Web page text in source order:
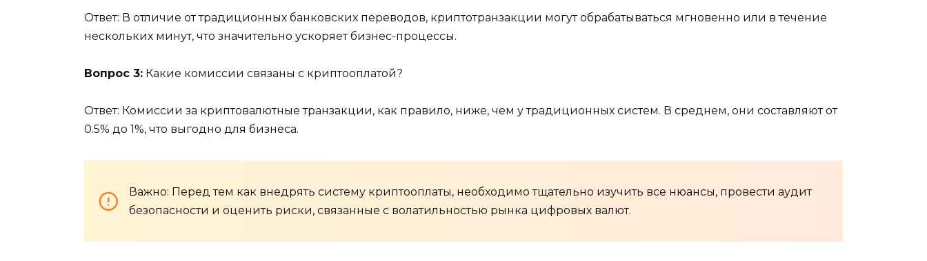
Ответ: В отличие от традиционных банковских переводов, криптотранзакции могут обрабатываться мгновенно или в течение
нескольких минут, что значительно ускоряет бизнес-процессы.
Вопрос 3: Какие комиссии связаны с криптооплатой?
Ответ: Комиссии за криптовалютные транзакции, как правило, ниже, чем у традиционных систем. В среднем, они составляют от
0.5% до 1%, что выгодно для бизнеса.
Важно: Перед тем как внедрять систему криптооплаты, необходимо тщательно изучить все нюансы, провести аудит
безопасности и оценить риски, связанные с волатильностью рынка цифровых валют.